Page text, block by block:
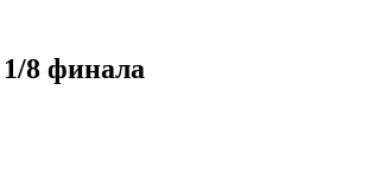
8 финала